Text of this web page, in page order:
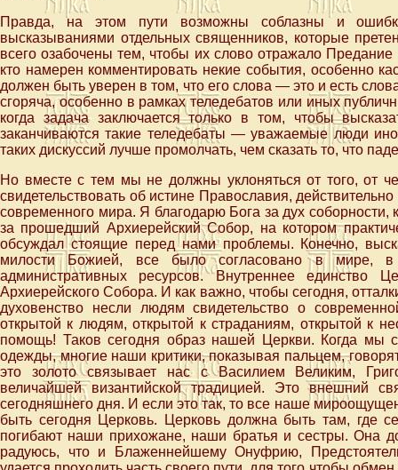
Правда, на этом пути возможны соблазны и
высказываниями отдельных священников, которые
всего озабочены тем, чтобы их слово отражало
кто намерен комментировать некие события, особенно
должен быть уверен в том, что его слова — это и есть
сгоряча, особенно в рамках теледебатов или иных
когда задача заключается только в том, чтобы
заканчиваются такие теледебаты — уважаемые люди
таких дискуссий лучше промолчать, чем сказать то, что
Но вместе с тем мы не должны уклоняться от того, от
свидетельствовать об истине Православия,
современного мира. Я благодарю Бога за дух соборности,
за прошедший Архиерейский Собор, на котором
обсуждал стоящие перед нами проблемы. Конечно,
милости Божией, все было согласовано в мире,
административных ресурсов. Внутреннее единство
Архиерейского Собора. И как важно, чтобы сегодня,
духовенство несли людям свидетельство о
открытой к людям, открытой к страданиям, открытой к
помощь! Таков сегодня образ нашей Церкви. Когда мы
одежды, многие наши критики, показывая пальцем,
это золото связывает нас с Василием Великим,
величайшей византийской традицией. Это внешний
сегодняшнего дня. И если это так, то все наше
быть сегодня Церковь. Церковь должна быть там, где
погибают наши прихожане, наши братья и сестры. Она
радуюсь, что и Блаженнейшему Онуфрию,